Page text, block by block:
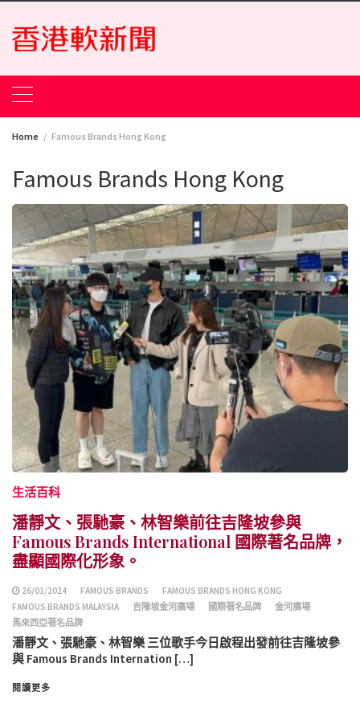
Skip
content
Home Famous Brands Hong Kong
Famous Brands Hong Kong
生活百科
潘靜文、張馳豪、林智樂前往吉隆坡參與
Famous Brands International 國際著名品牌，
盡顯國際化形象。
26/01/2024 FAMOUS BRANDS
FAMOUS BRANDS HONG KONG
FAMOUS BRANDS MALAYSIA
吉隆坡金河廣場 國際著名品牌
金河廣場
馬來西亞著名品牌
潘靜文、張馳豪、林智樂 三位歌手今日啟程出發前往吉隆坡參
與 Famous Brands Internation […]
閱讀更多